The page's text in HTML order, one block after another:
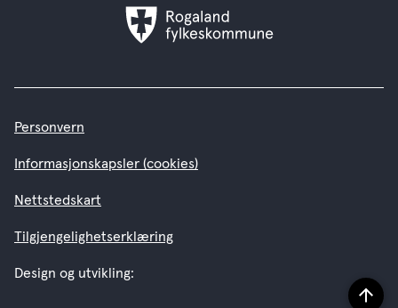
Rogaland
fylkeskommune
Personvern
Informasjonskapsler (cookies)
Nettstedskart
Tilgjengelighetserklæring
Design og utvikling:
Til